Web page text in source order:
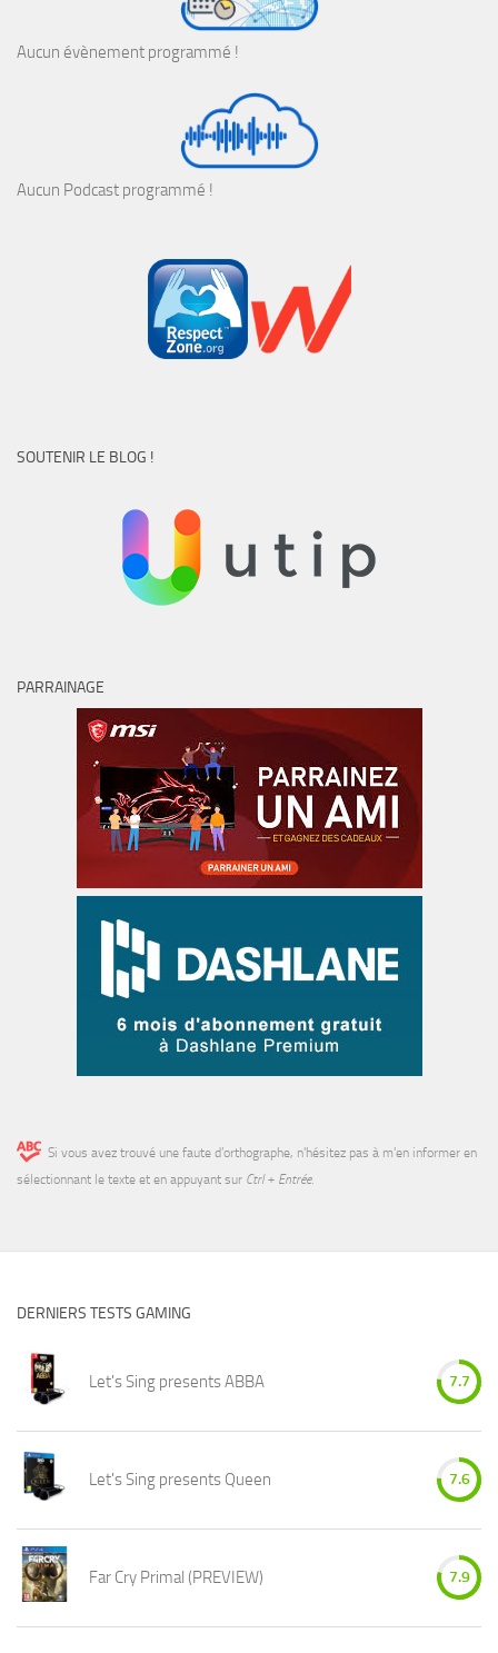
Aucun évènement programmé !
Aucun Podcast programmé !
SOUTENIR LE BLOG !
PARRAINAGE
Si vous avez trouvé une faute d’orthographe, n'hésitez pas à m'en informer en
sélectionnant le texte et en appuyant sur Ctrl + Entrée.
DERNIERS TESTS GAMING
Let's Sing presents ABBA 7.7
Let's Sing presents Queen 7.6
Far Cry Primal (PREVIEW) 7.9